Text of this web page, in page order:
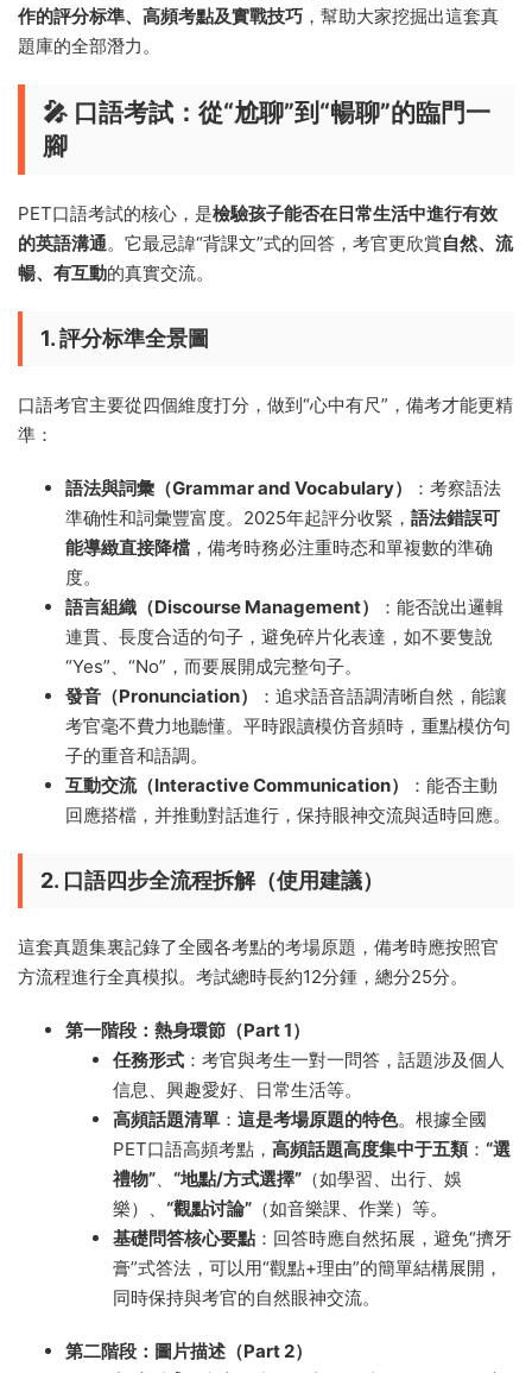
作的評分标準、高頻考點及實戰技巧 ，幫助大家挖掘出這套真
題庫的全部潛力。
🎤 口語考試：從“尬聊”到“暢聊”的臨門一
腳
PET口語考試的核心，是檢驗孩子能否在日常生活中進行有效
的英語溝通。它最忌諱“背課文”式的回答，考官更欣賞自然、流
暢、有互動的真實交流。
1. 評分标準全景圖
口語考官主要從四個維度打分，做到“心中有尺”，備考才能更精
準：
語法與詞彙（Grammar and Vocabulary）
：考察語法
準确性和詞彙豐富度。2025年起評分收緊， 語法錯誤可
能導緻直接降檔 ，備考時務必注重時态和單複數的準确
度。
語言組織（Discourse Management）
：能否說出邏輯
連貫、長度合适的句子，避免碎片化表達，如不要隻說
“Yes”、“No”，而要展開成完整句子。
發音（Pronunciation）
：追求語音語調清晰自然，能讓
考官毫不費力地聽懂。平時跟讀模仿音頻時，重點模仿句
子的重音和語調。
互動交流（Interactive Communication）
：能否主動
回應搭檔，并推動對話進行，保持眼神交流與适時回應。
2. 口語四步全流程拆解（使用建議）
這套真題集裏記錄了全國各考點的考場原題，備考時應按照官
方流程進行全真模拟。考試總時長約12分鍾，總分25分。
第一階段：熱身環節（Part 1）
任務形式 ：考官與考生一對一問答，話題涉及個人
信息、興趣愛好、日常生活等。
高頻話題清單 ： 這是考場原題的特色。根據全國
PET口語高頻考點， 高頻話題高度集中于五類 ： “選
禮物”、 “地點/方式選擇” （如學習、出行、娛
樂）、 “觀點讨論” （如音樂課、作業）等。
基礎問答核心要點 ：回答時應自然拓展，避免“擠牙
膏”式答法，可以用“觀點+理由”的簡單結構展開，
同時保持與考官的自然眼神交流。
第二階段：圖片描述（Part 2）